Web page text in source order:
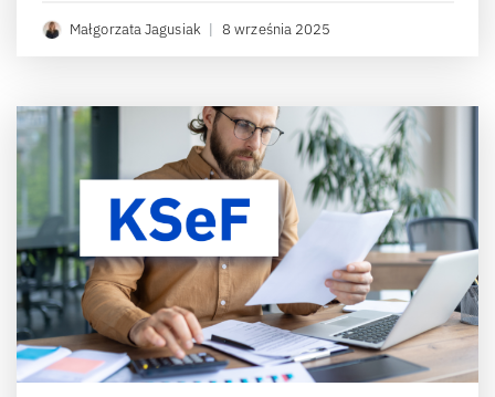
Małgorzata Jagusiak 8 września 2025